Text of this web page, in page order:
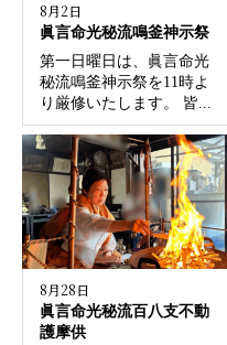
8月2日
眞言命光秘流鳴釜神示祭
第一日曜日は、眞言命光
秘流鳴釜神示祭を11時よ
り厳修いたします。 皆...
8月28日
眞言命光秘流百八支不動
護摩供